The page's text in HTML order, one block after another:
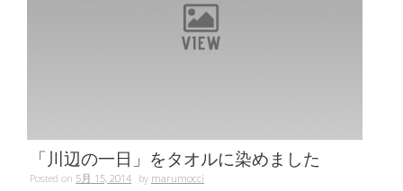
「川辺の一日」をタオルに染めました
Posted on 5月 15, 2014 bymarumocci